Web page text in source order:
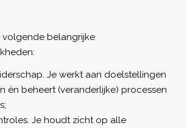
volgende belangrijke
Je werkt aan doelstellingen
én beheert (veranderlijke) processen
Je houdt zicht op alle